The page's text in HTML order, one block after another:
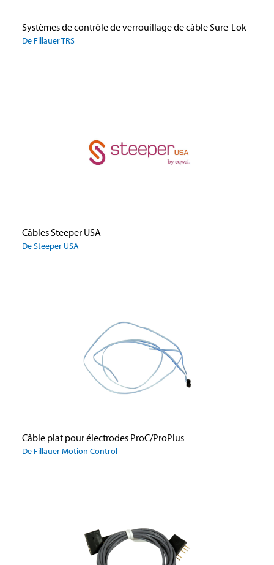
Systèmes de contrôle de verrouillage de câble Sure-Lok
De Fillauer TRS
Câbles Steeper USA
De Steeper USA
Câble plat pour électrodes ProC/ProPlus
De Fillauer Motion Control